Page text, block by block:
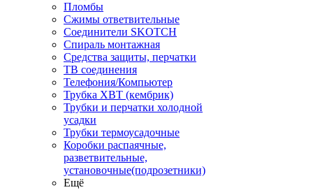
Пломбы
Сжимы ответвительные
Соединители SKOTCH
Спираль монтажная
Средства защиты, перчатки
ТВ соединения
Телефония/Компьютер
Трубка ХВТ (кембрик)
Трубки и перчатки холодной
усадки
Трубки термоусадочные
Коробки распаячные,
разветвительные,
установочные(подрозетники)
Ещё